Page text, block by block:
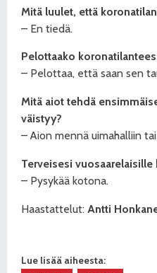
Mitä luulet, että
– En tiedä.
Pelottaako
– Pelottaa, että saan sen
Mitä aiot tehdä
väistyy?
– Aion mennä uimahalliin
Terveisesi
– Pysykää kotona.
Haastattelut: Antti
Lue lisää aiheesta: